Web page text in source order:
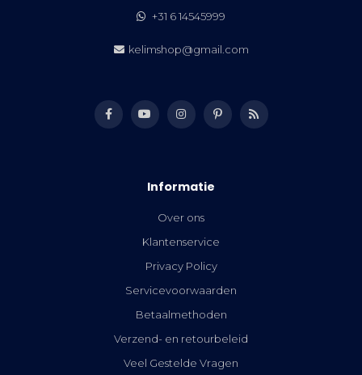
+31 6 14545999
kelimshop@gmail.com
Informatie
Over ons
Klantenservice
Privacy Policy
Servicevoorwaarden
Betaalmethoden
Verzend- en retourbeleid
Veel Gestelde Vragen